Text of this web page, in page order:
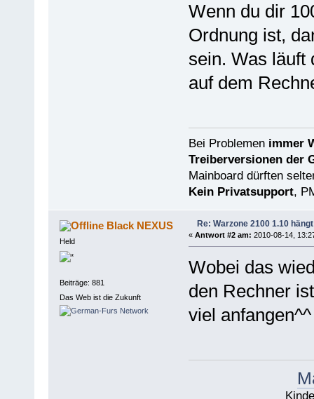
Wenn du dir
Ordnung ist,
sein. Was läuft
auf dem
Bei Problemen immer
Treiberversionen der
Mainboard dürften
Kein Privatsupport,
Black NEXUS
Held
Beiträge: 881
Das Web ist die Zukunft
Re: Warzone 2100 1.10 hängt
« Antwort #2 am: 2010-08-14,
Wobei das
den Rechner
viel anfangen^^